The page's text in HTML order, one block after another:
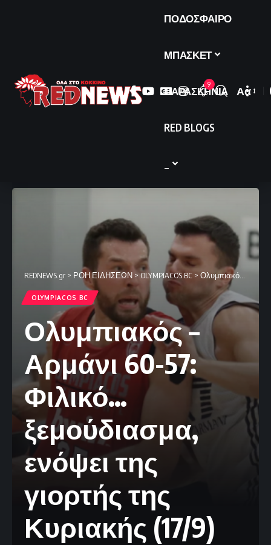
ΠΟΔΟΣΦΑΙΡΟ
ΜΠΑΣΚΕΤ
ΠΑΡΑΣΚΗΝΙΑ
RED BLOGS
9
Font
Αα
REDNEWS.gr > ΡΟΗ ΕΙΔΗΣΕΩΝ >OLYMPIACOS BC > Ολυμπιακός – Αρμάνι 60-57: Φιλικό… ξεμούδιασμα, ενόψει της γιορτής της Κυριακής (17/9)
OLYMPIACOS BC
Ολυμπιακός –
Αρμάνι 60-57:
Φιλικό…
ξεμούδιασμα,
ενόψει της
γιορτής της
Κυριακής (17/9)